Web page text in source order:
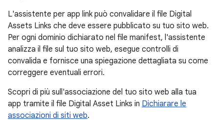
L'assistente per app link può convalidare il file Digital
Assets Links che deve essere pubblicato su tuo sito web.
Per ogni dominio dichiarato nel file manifest, l'assistente
analizza il file sul tuo sito web, esegue controlli di
convalida e fornisce una spiegazione dettagliata su come
correggere eventuali errori.
Scopri di più sull'associazione del tuo sito web alla tua
app tramite il file Digital Asset Links in Dichiarare le
associazioni di siti web.